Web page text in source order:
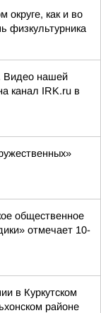
округе, как и во
физкультурника
Видео нашей
канал IRK.ru в
общественное
отмечает 10-
в Куркутском
районе